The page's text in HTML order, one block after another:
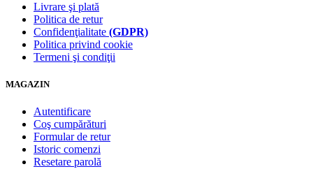
Livrare şi plată
Politica de retur
Confidenţialitate (GDPR)
Politica privind cookie
Termeni şi condiţii
MAGAZIN
Autentificare
Coş cumpărături
Formular de retur
Istoric comenzi
Resetare parolă